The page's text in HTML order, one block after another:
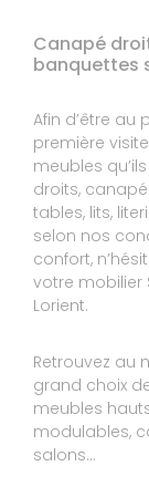
10
Publié le
Avis Guest
9
10
Nath
Publié le
Avis Guest
Canapé
banquettes
Afin d’être au
première
meubles
droits,
tables, lits,
selon nos
confort,
votre mobilier
Lorient.
Retrouvez au
grand choix
meubles
modulables,
salons…